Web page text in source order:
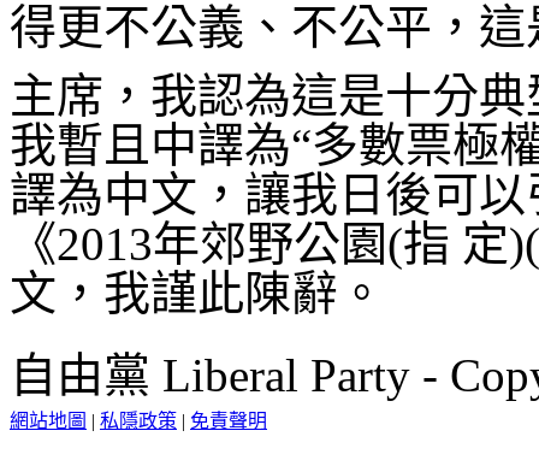
得更不公義、不公平，
主席，我認為這是十分典
我暫且中譯為“多數票極
譯為中文，讓我日後可
《2013年郊野公園(指
文，我謹此陳辭。
自由黨 Liberal Party -
網站地圖 | 私隱政策 | 免責聲明